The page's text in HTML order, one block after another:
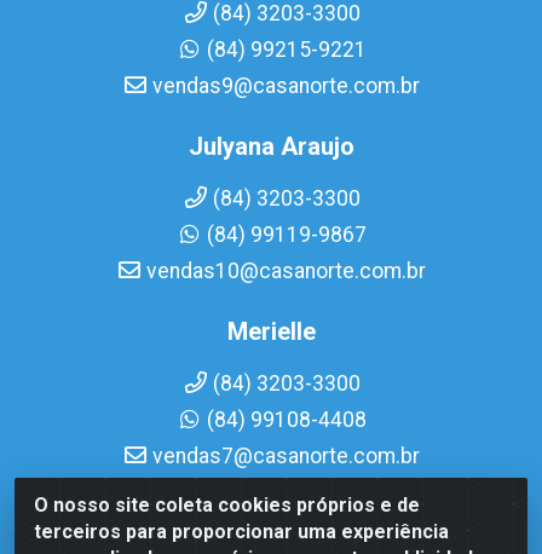
O nosso site coleta cookies próprios e de
terceiros para proporcionar uma experiência
(84) 3203-3300
(84) 99215-9221
vendas9@casanorte.com.br
Julyana Araujo
(84) 3203-3300
(84) 99119-9867
vendas10@casanorte.com.br
Merielle
(84) 3203-3300
(84) 99108-4408
vendas7@casanorte.com.br
Casa Norte LTDA - Av. Interventor Mário Câmara, 1815 -
Dix-Sept Rosado, Natal/RN - CEP 59054-600 - CNPJ